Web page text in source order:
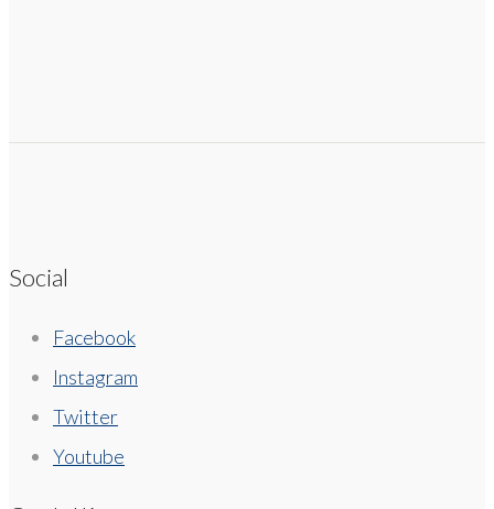
Social
Facebook
Instagram
Twitter
Youtube